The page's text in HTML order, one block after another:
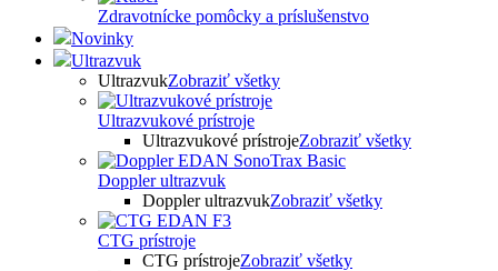
Zdravotnícke pomôcky a príslušenstvo
Novinky
Ultrazvuk
UltrazvukZobraziť všetky
Ultrazvukové prístroje
Ultrazvukové prístrojeZobraziť všetky
Doppler ultrazvuk
Doppler ultrazvukZobraziť všetky
CTG prístroje
CTG prístrojeZobraziť všetky